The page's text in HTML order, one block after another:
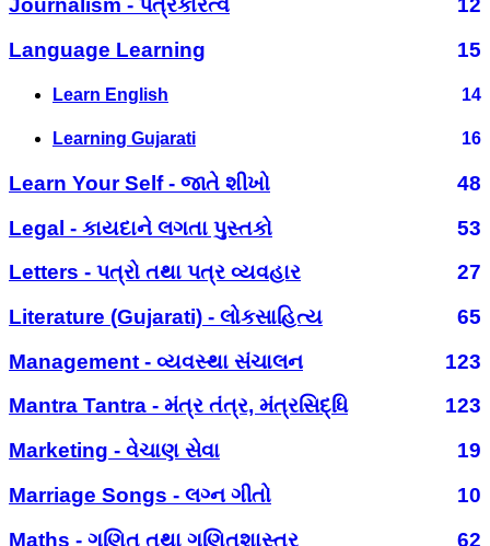
Journalism - પત્રકારત્વ
12
Language Learning
15
Learn English 14
Learning Gujarati 16
Learn Your Self - જાતે શીખો
48
Legal - કાયદાને લગતા પુસ્તકો
53
Letters - પત્રો તથા પત્ર વ્યવહાર
27
Literature (Gujarati) - લોકસાહિત્ય
65
Management - વ્યવસ્થા સંચાલન
123
Mantra Tantra - મંત્ર તંત્ર, મંત્રસિદ્ધિ
123
Marketing - વેચાણ સેવા
19
Marriage Songs - લગ્ન ગીતો
10
Maths - ગણિત તથા ગણિતશાસ્ત્ર
62